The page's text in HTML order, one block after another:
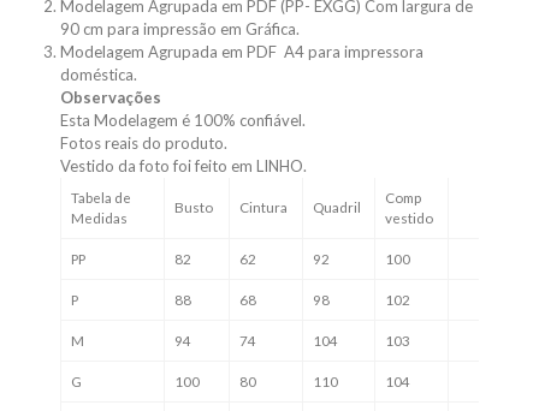
Modelagem Agrupada em PDF (PP- EXGG) Com largura de
90 cm para impressão em Gráfica.
Modelagem Agrupada em PDF A4 para impressora
doméstica.
Observações
Esta Modelagem é 100% confiável.
Fotos reais do produto.
Vestido da foto foi feito em LINHO.
Tabela de
Medidas
Busto Cintura Quadril
Comp
vestido
PP 82 62 92 100
P 88 68 98 102
M 94 74 104 103
G 100 80 110 104